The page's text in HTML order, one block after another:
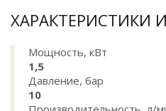
ХАРАКТЕРИСТИКИ
Мощность, кВт
1,5
Давление, бар
10